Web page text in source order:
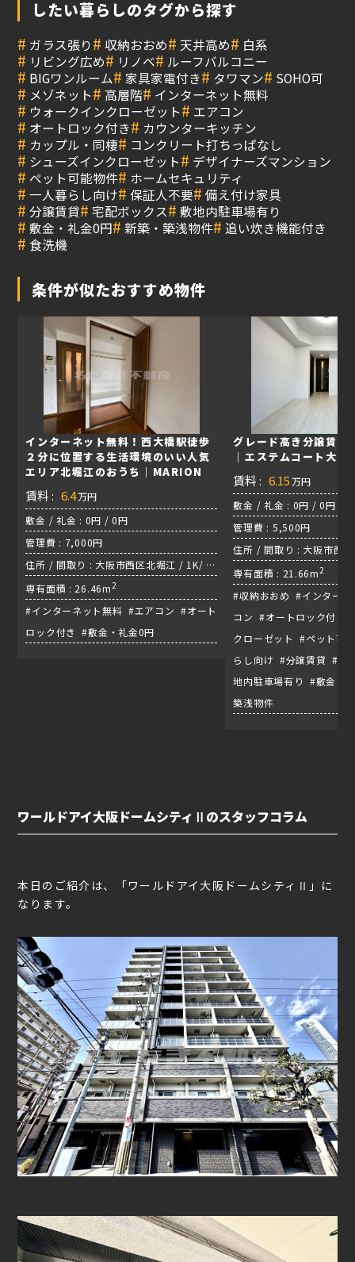
したい暮らしのタグから探す
# ガラス張り# 収納おおめ# 天井高め# 白系
# リビング広め# リノベ# ルーフバルコニー
# BIGワンルーム# 家具家電付き# タワマン# SOHO可
# メゾネット# 高層階# インターネット無料
# ウォークインクローゼット# エアコン
# オートロック付き# カウンターキッチン
# カップル・同棲# コンクリート打ちっぱなし
# シューズインクローゼット# デザイナーズマンション
# ペット可能物件# ホームセキュリティ
# 一人暮らし向け# 保証人不要# 備え付け家具
# 分譲賃貸# 宅配ボックス# 敷地内駐車場有り
# 敷金・礼金0円# 新築・築浅物件# 追い炊き機能付き
# 食洗機
条件が似たおすすめ物件
インターネット無料！西大橋駅徒歩
２分に位置する生活環境のいい人気
エリア北堀江のおうち｜MARION
賃料 : 6.4万円
敷金 / 礼金 : 0円 / 0円
管理費 : 7,000円
住所 / 間取り : 大阪市西区北堀江 / 1K/ 四
つ橋線『四ツ橋駅』
専有面積 : 26.46m2
#インターネット無料 #エアコン #オート
ロック付き #敷金・礼金0円
グレード高き分譲賃貸
｜エステムコート大
賃料 : 6.15 万円
敷金 / 礼金 : 0円 / 0円
管理費 : 5,500円
住所 / 間取り : 大阪市西
央線『九条駅』
専有面積 : 21.66m2
#収納おおめ #インター
コン #オートロック付き
クローゼット #ペット可
らし向け #分譲賃貸 #宅
地内駐車場有り #敷金・
築浅物件
ワールドアイ大阪ドームシティⅡのスタッフコラム
本日のご紹介は、「ワールドアイ大阪ドームシティⅡ」に
なります。